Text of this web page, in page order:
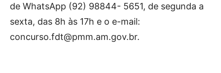
de WhatsApp (92) 98844- 5651, de segunda a
sexta, das 8h às 17h e o e-mail:
concurso.fdt@pmm.am.gov.br.